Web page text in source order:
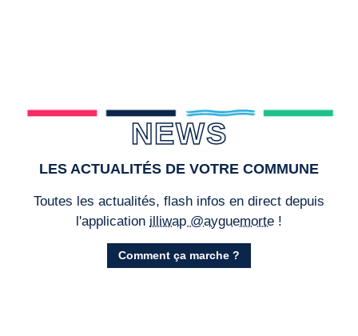
NEWS
LES ACTUALITÉS DE VOTRE COMMUNE
Toutes les actualités, flash infos en direct depuis
l'application illiwap @ayguemorte !
Comment ça marche ?